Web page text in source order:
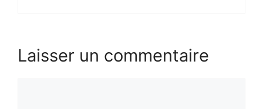
Laisser un commentaire